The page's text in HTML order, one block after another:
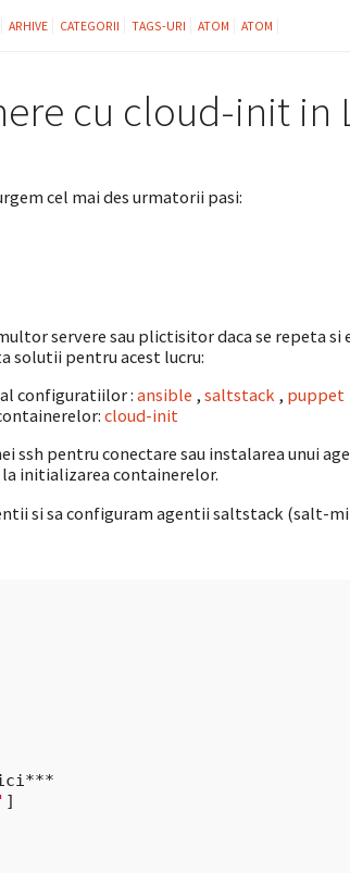
ARHIVE CATEGORII TAGS-URI ATOM ATOM
cu cloud-init in
cel mai des urmatorii pasi:
servere sau plictisitor daca se repeta si
solutii pentru acest lucru:
configuratiilor :ansible , saltstack, puppet
cloud-init
ssh pentru conectare sau instalarea unui
la initializarea containerelor.
si sa configuram agentii saltstack (salt-
]